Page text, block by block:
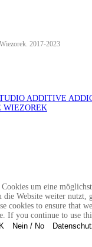
2017-2023
ADDITIVE
WIEZOREK
Cookies um eine
die Website weiter nutzt,
cookies to ensure that
If you continue to use
Nein / No